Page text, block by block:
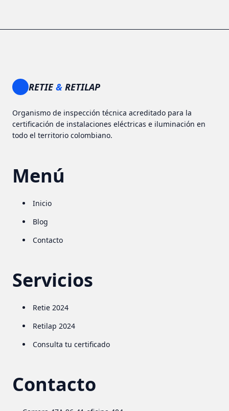
RETIE& RETILAP
Organismo de inspección técnica acreditado para la
certificación de instalaciones eléctricas e iluminación en
todo el territorio colombiano.
Menú
Inicio
Blog
Contacto
Servicios
Retie 2024
Retilap 2024
Consulta tu certificado
Contacto